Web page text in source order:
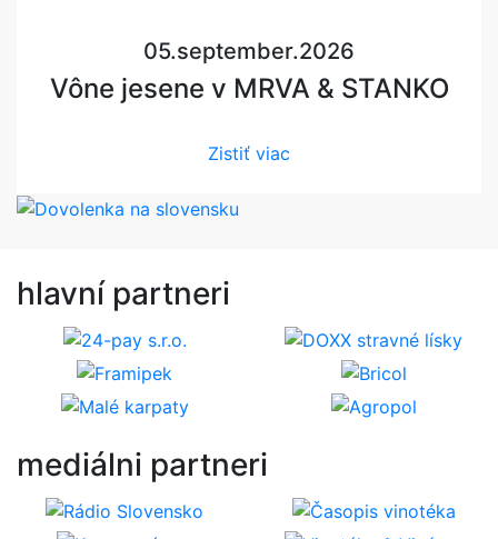
05.september.2026
Vône jesene v MRVA & STANKO
Zistiť viac
hlavnípartneri
mediálni partneri